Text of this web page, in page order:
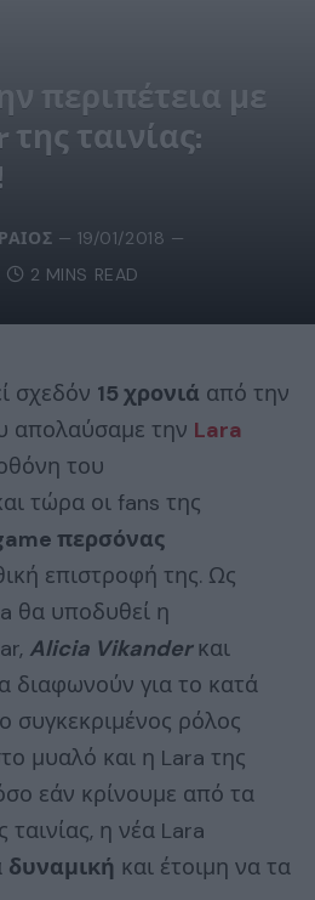
περιπέτεια με
ταινίας:
19/01/2018
2 MINS READ
σχεδόν 15 χρονιά από την
απολαύσαμε την Lara
του
τώρα οι fans της
περσόνας
επιστροφή της. Ως
θα υποδυθεί η
Alicia Vikander και
διαφωνούν για το κατά
συγκεκριμένος ρόλος
μυαλό και η Lara της
εάν κρίνουμε από τα
η νέα Lara
δυναμική και έτοιμη να τα